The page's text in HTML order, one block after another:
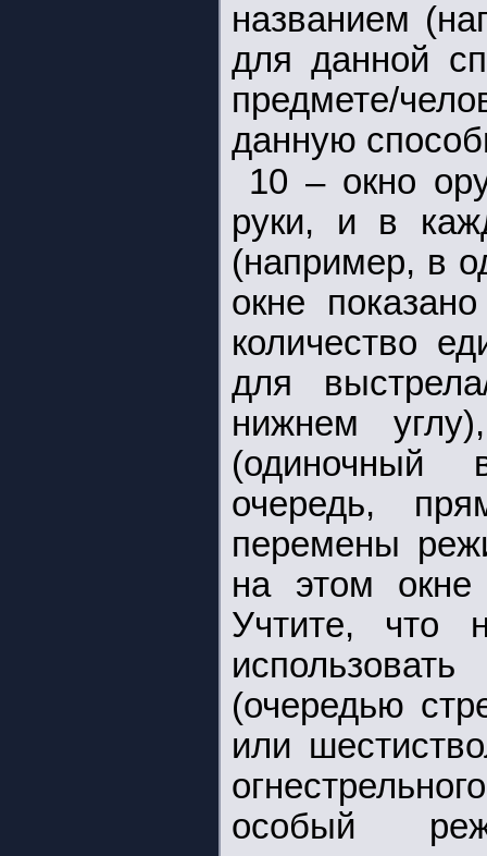
названием
для данной
предмете/
данную
10 – окно
руки, и в
(например, в
окне
количество
для
нижнем
(одиночный
очередь,
перемены
на этом
Учтите, что
(очередью
или
особый